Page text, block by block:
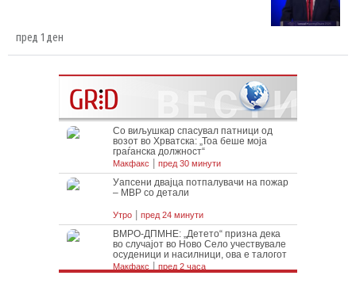
пред 1 ден